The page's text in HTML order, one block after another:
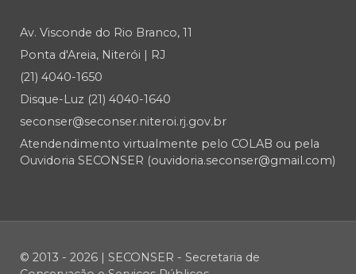
Av. Visconde do Rio Branco, 11
Ponta d'Areia, Niterói | RJ
(21) 4040-1650
Disque-Luz (21) 4040-1640
seconser@seconser.niteroi.rj.gov.br
Atendendimento virtualmente pelo COLAB ou pela
Ouvidoria SECONSER (ouvidoria.seconser@gmail.com)
© 2013 - 2026 | SECONSER - Secretaria de